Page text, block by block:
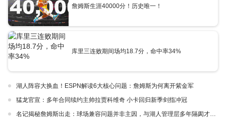
詹姆斯生涯40000分！历史唯一！
库里三连败期间场均18.7分，命中率34%
湖人阵容大换血！ESPN解读6大核心问题：詹姆斯为何离开紫金军
猛龙官宣：多年合同续约主帅拉贾科维奇 小卡回归新季剑指冲冠
名记揭秘詹姆斯出走：球场兼容问题并非主因，与湖人管理层多年隔阂才是真正导火索